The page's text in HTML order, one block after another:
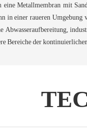
eine Metallmembran mit
in einer raueren Umgebung
Abwasseraufbereitung,
Bereiche der